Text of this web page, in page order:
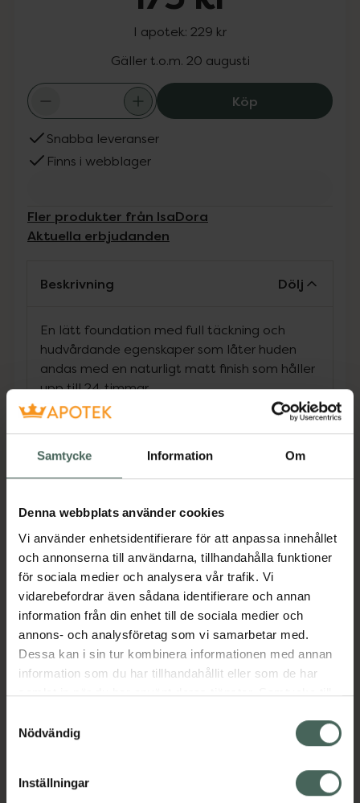
Samtycke Information Om
Denna webbplats använder cookies
Vi använder enhetsidentifierare för att anpassa innehållet
och annonserna till användarna, tillhandahålla funktioner
för sociala medier och analysera vår trafik. Vi
vidarebefordrar även sådana identifierare och annan
information från din enhet till de sociala medier och
annons- och analysföretag som vi samarbetar med.
Dessa kan i sin tur kombinera informationen med annan
information som du har tillhandahållit eller som de har
samlat in när du har använt deras tjänster. Samtycke till
återkalla ditt samtycke via webbplatsens
cookieinställningar. Ett återkallat samtycke påverkar inte
lagligheten av behandling som skett innan återkallelsen.
Nödvändig
Inställningar
I apotek: 229 kr
Gäller t.o.m. 20 augusti
KöpIsaDora No
Snabba leveranser
Finns i webblager
Fler produkter från IsaDora
Aktuella erbjudanden
Beskrivning Dölj
En lätt foundation med full täckning och
hudvårdande egenskaper som låter huden
andas med en naturligt matt finish som håller
upp till 24 timmar.
Heltäckande foundation med lätt textur och
matt finish som sitter upp till 24 timmar*
Låter huden andas med en vattenfast, non-
hudvårdsteknologi
Optiska fillers ger en soft focus-effekt
15 inkluderande kalla, varma och neutrala
nyanser.
CRUELTY FREE
CLINICALLY TESTED
FRAGRANCE FREE
VEGAN-FRIENDLY
Kategorier:
Veganska produkter